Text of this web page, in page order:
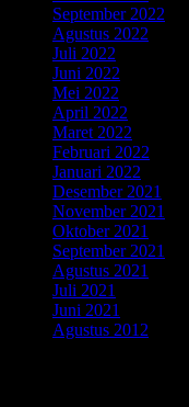
September 2022
Agustus 2022
Juli 2022
Juni 2022
Mei 2022
April 2022
Maret 2022
Februari 2022
Januari 2022
Desember 2021
November 2021
Oktober 2021
September 2021
Agustus 2021
Juli 2021
Juni 2021
Agustus 2012